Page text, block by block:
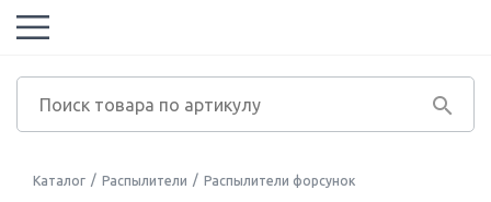
Каталог Распылители Распылители форсунок